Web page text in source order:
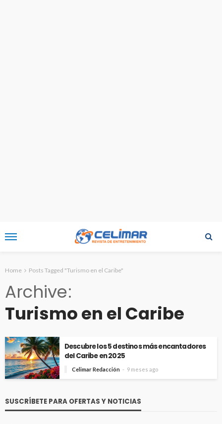
Home Posts Tagged "Turismo en el Caribe"
Archive
Turismo en el Caribe
Descubre los 5 destinos más encantadores
del Caribe en 2025
Celimar Redacción 9 meses ago
SUSCRÍBETE PARA OFERTAS Y NOTICIAS